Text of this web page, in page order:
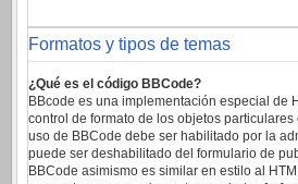
Formatos y tipos de temas
¿Qué es el código BBCode?
BBcode es una implementación especial de
control de formato de los objetos particulares
uso de BBCode debe ser habilitado por la
puede ser deshabilitado del formulario de
BBCode asimismo es similar en estilo al